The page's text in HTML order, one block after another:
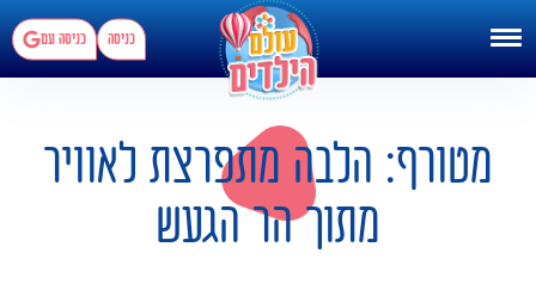
כניסה כניסה עם
מטורף: הלבה מתפרצת לאוויר
מתוך הר הגעש